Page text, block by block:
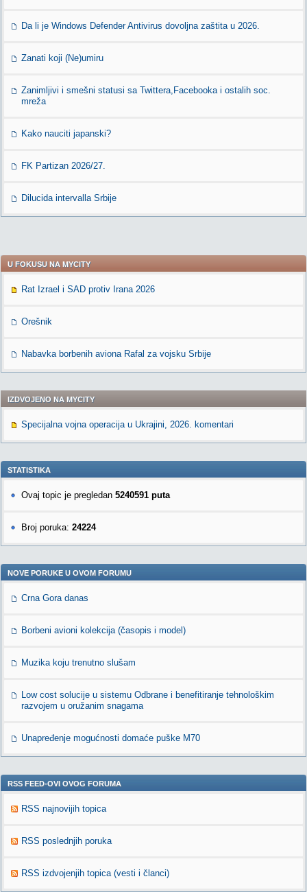
Da li je Windows Defender Antivirus dovoljna zaštita u 2026.
Zanati koji (Ne)umiru
Zanimljivi i smešni statusi sa Twittera,Facebooka i ostalih soc.
mreža
Kako nauciti japanski?
FK Partizan 2026/27.
Dilucida intervalla Srbije
U FOKUSU NA MYCITY
Rat Izrael i SAD protiv Irana 2026
Orešnik
Nabavka borbenih aviona Rafal za vojsku Srbije
IZDVOJENO NA MYCITY
Specijalna vojna operacija u Ukrajini, 2026. komentari
STATISTIKA
Ovaj topic je pregledan 5240591 puta
Broj poruka: 24224
NOVE PORUKE U OVOM FORUMU
Crna Gora danas
Borbeni avioni kolekcija (časopis i model)
Muzika koju trenutno slušam
Low cost solucije u sistemu Odbrane i benefitiranje tehnološkim
razvojem u oružanim snagama
Unapređenje mogućnosti domaće puške M70
RSS FEED-OVI OVOG FORUMA
RSS najnovijih topica
RSS poslednjih poruka
RSS izdvojenjih topica (vesti i članci)